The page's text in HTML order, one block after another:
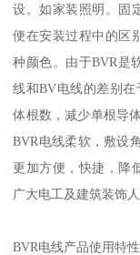
设。如家装照明。固
便在安装过程中的区
种颜色。由于BVR是
线和BV电线的差别
体根数，减少单根导
BVR电线柔软，敷设
更加方便，快捷，降
广大电工及建筑装饰人
BVR电线产品使用特性